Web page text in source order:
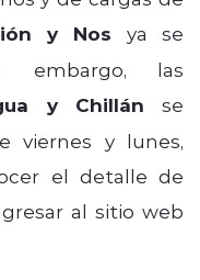
y Nos ya se
embargo, las
y Chillán se
viernes y lunes,
el detalle de
al sitio web